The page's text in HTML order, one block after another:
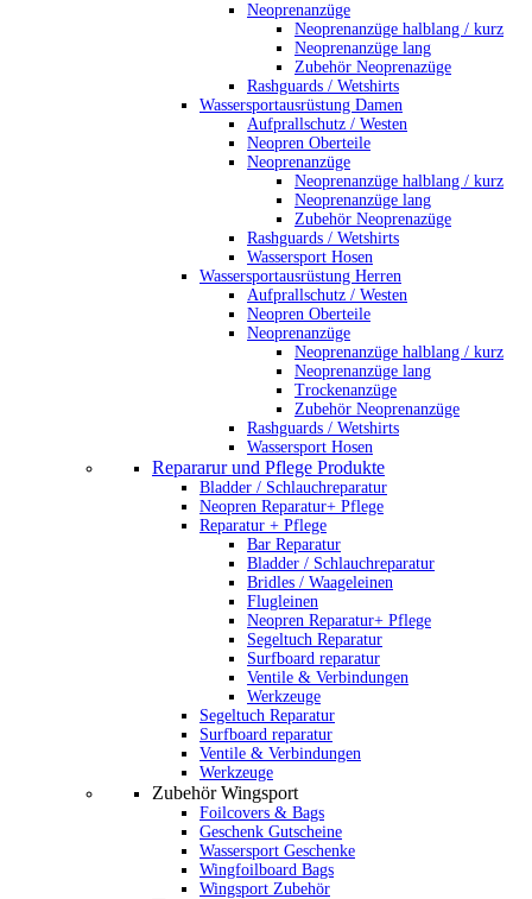
Neoprenanzüge
Neoprenanzüge halblang / kurz
Neoprenanzüge lang
Zubehör Neoprenazüge
Rashguards / Wetshirts
Wassersportausrüstung Damen
Aufprallschutz / Westen
Neopren Oberteile
Neoprenanzüge
Neoprenanzüge halblang / kurz
Neoprenanzüge lang
Zubehör Neoprenazüge
Rashguards / Wetshirts
Wassersport Hosen
Wassersportausrüstung Herren
Aufprallschutz / Westen
Neopren Oberteile
Neoprenanzüge
Neoprenanzüge halblang / kurz
Neoprenanzüge lang
Trockenanzüge
Zubehör Neoprenanzüge
Rashguards / Wetshirts
Wassersport Hosen
Repararur und Pflege Produkte
Bladder / Schlauchreparatur
Neopren Reparatur+ Pflege
Reparatur + Pflege
Bar Reparatur
Bladder / Schlauchreparatur
Bridles / Waageleinen
Flugleinen
Neopren Reparatur+ Pflege
Segeltuch Reparatur
Surfboard reparatur
Ventile & Verbindungen
Werkzeuge
Segeltuch Reparatur
Surfboard reparatur
Ventile & Verbindungen
Werkzeuge
Zubehör Wingsport
Foilcovers & Bags
Geschenk Gutscheine
Wassersport Geschenke
Wingfoilboard Bags
Wingsport Zubehör